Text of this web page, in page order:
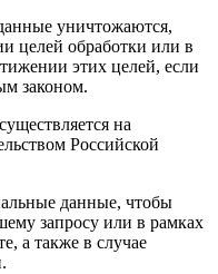
уничтожаются,
целей обработки или в
этих целей, если
законом.
на
Российской
данные, чтобы
запросу или в рамках
а также в случае